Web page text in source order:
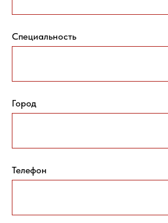
Специальность
Город
Телефон